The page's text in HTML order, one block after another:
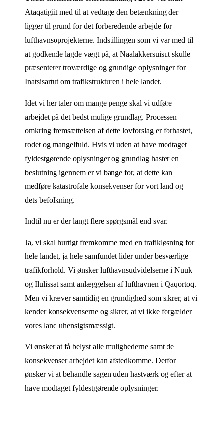
Ataqatigiit med til at vedtage den betænkning der
ligger til grund for det forberedende arbejde for
lufthavnsoprojekterne. Indstillingen som vi var med til
at godkende lagde vægt på, at Naalakkersuisut skulle
præsenterer troværdige og grundige oplysninger for
Inatsisartut om trafikstrukturen i hele landet.
Idet vi her taler om mange penge skal vi udføre
arbejdet på det bedst mulige grundlag. Processen
omkring fremsættelsen af dette lovforslag er forhastet,
rodet og mangelfuld. Hvis vi uden at have modtaget
fyldestgørende oplysninger og grundlag haster en
beslutning igennem er vi bange for, at dette kan
medføre katastrofale konsekvenser for vort land og
dets befolkning.
Indtil nu er der langt flere spørgsmål end svar.
Ja, vi skal hurtigt fremkomme med en trafikløsning for
hele landet, ja hele samfundet lider under besværlige
trafikforhold. Vi ønsker lufthavnsudvidelserne i Nuuk
og Ilulissat samt anlæggelsen af lufthavnen i Qaqortoq.
Men vi kræver samtidig en grundighed som sikrer, at vi
kender konsekvenserne og sikrer, at vi ikke forgælder
vores land uhensigtsmæssigt.
Vi ønsker at få belyst alle mulighederne samt de
konsekvenser arbejdet kan afstedkomme. Derfor
ønsker vi at behandle sagen uden hastværk og efter at
have modtaget fyldestgørende oplysninger.